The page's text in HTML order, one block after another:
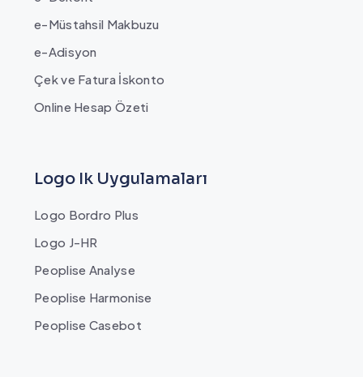
e-Müstahsil Makbuzu
e-Adisyon
Çek ve Fatura İskonto
Online Hesap Özeti
Logo Ik Uygulamaları
Logo Bordro Plus
Logo J-HR
Peoplise Analyse
Peoplise Harmonise
Peoplise Casebot